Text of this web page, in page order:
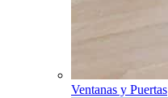
Ventanas y Puertas